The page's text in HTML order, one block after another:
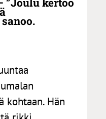
kohtaan. Hän